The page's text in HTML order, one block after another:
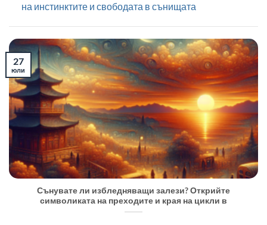
на инстинктите и свободата в сънищата
Сънувате ли избледняващи залези? Открийте
символиката на преходите и края на цикли в
27
юли